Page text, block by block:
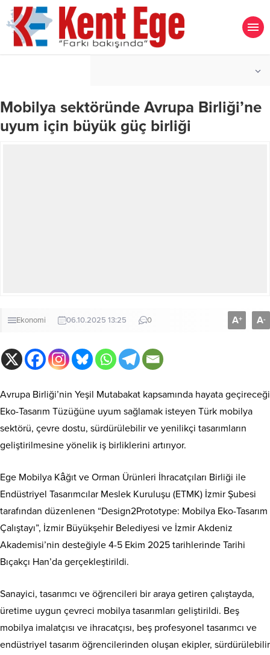
Mobilya sektöründe Avrupa Birliği’ne
uyum için büyük güç birliği
Ekonomi 06.10.2025 13:25 0 A+ A-
Avrupa Birliği’nin Yeşil Mutabakat kapsamında hayata geçireceği
Eko-Tasarım Tüzüğüne uyum sağlamak isteyen Türk mobilya
sektörü, çevre dostu, sürdürülebilir ve yenilikçi tasarımların
geliştirilmesine yönelik iş birliklerini artırıyor.
Ege Mobilya Kâğıt ve Orman Ürünleri İhracatçıları Birliği ile
Endüstriyel Tasarımcılar Meslek Kuruluşu (ETMK) İzmir Şubesi
tarafından düzenlenen “Design2Prototype: Mobilya Eko-Tasarım
Çalıştayı”, İzmir Büyükşehir Belediyesi ve İzmir Akdeniz
Akademisi’nin desteğiyle 4-5 Ekim 2025 tarihlerinde Tarihi
Bıçakçı Han’da gerçekleştirildi.
Sanayici, tasarımcı ve öğrencileri bir araya getiren çalıştayda,
üretime uygun çevreci mobilya tasarımları geliştirildi. Beş
mobilya imalatçısı ve ihracatçısı, beş profesyonel tasarımcı ve
endüstriyel tasarım öğrencilerinden oluşan ekipler, sürdürülebilir